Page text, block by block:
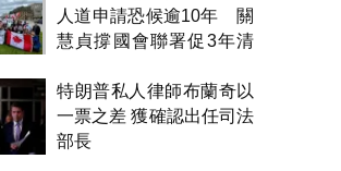
人道申請恐候逾10年 關
慧貞撐國會聯署促3年清
特朗普私人律師布蘭奇以
一票之差 獲確認出任司法
部長